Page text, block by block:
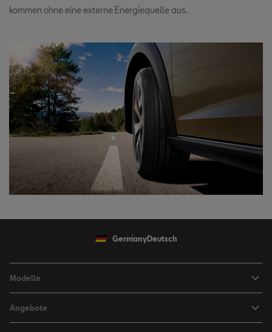
kommen ohne eine externe Energiequelle aus.
GermanyDeutsch
Modelle
Angebote